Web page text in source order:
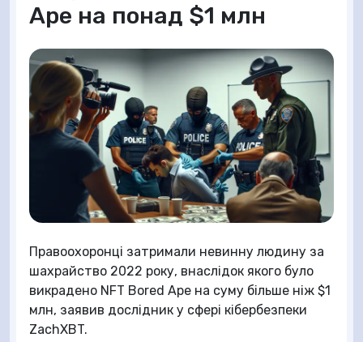
Ape на понад $1 млн
Правоохоронці затримали невинну людину за
шахрайство 2022 року, внаслідок якого було
викрадено NFT Bored Ape на суму більше ніж $1
млн, заявив дослідник у сфері кібербезпеки
ZachXBT.